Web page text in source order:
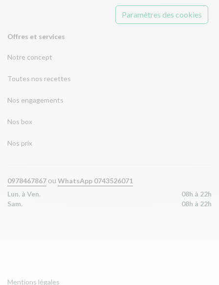
Offres et services
Notre concept
Toutes nos recettes
Nos engagements
Nos box
Nos prix
Paramètres des cookies
0978467867 ou WhatsApp 0743526071
Lun. à Ven.
08h à 22h
Sam.
08h à 22h
Mentions légales